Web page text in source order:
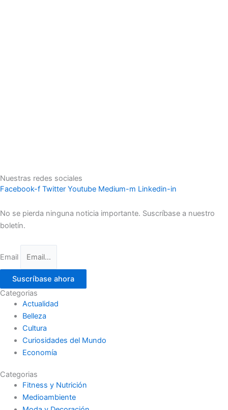
Nuestras redes sociales
Facebook-f Twitter Youtube Medium-m Linkedin-in
No se pierda ninguna noticia importante. Suscríbase a nuestro
boletín.
Email
Suscríbase ahora
Categorias
Actualidad
Belleza
Cultura
Curiosidades del Mundo
Economía
Categorias
Fitness y Nutrición
Medioambiente